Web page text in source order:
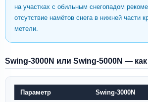
на участках с обильным снегопадом
отсутствие намётов снега в нижней части
метели.
Swing-3000N или Swing-5000N —
Параметр Swing-3000N